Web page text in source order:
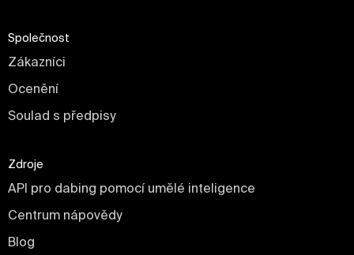
Společnost
Zákazníci
Ocenění
Soulad s předpisy
Zdroje
API pro dabing pomocí umělé inteligence
Centrum nápovědy
Blog